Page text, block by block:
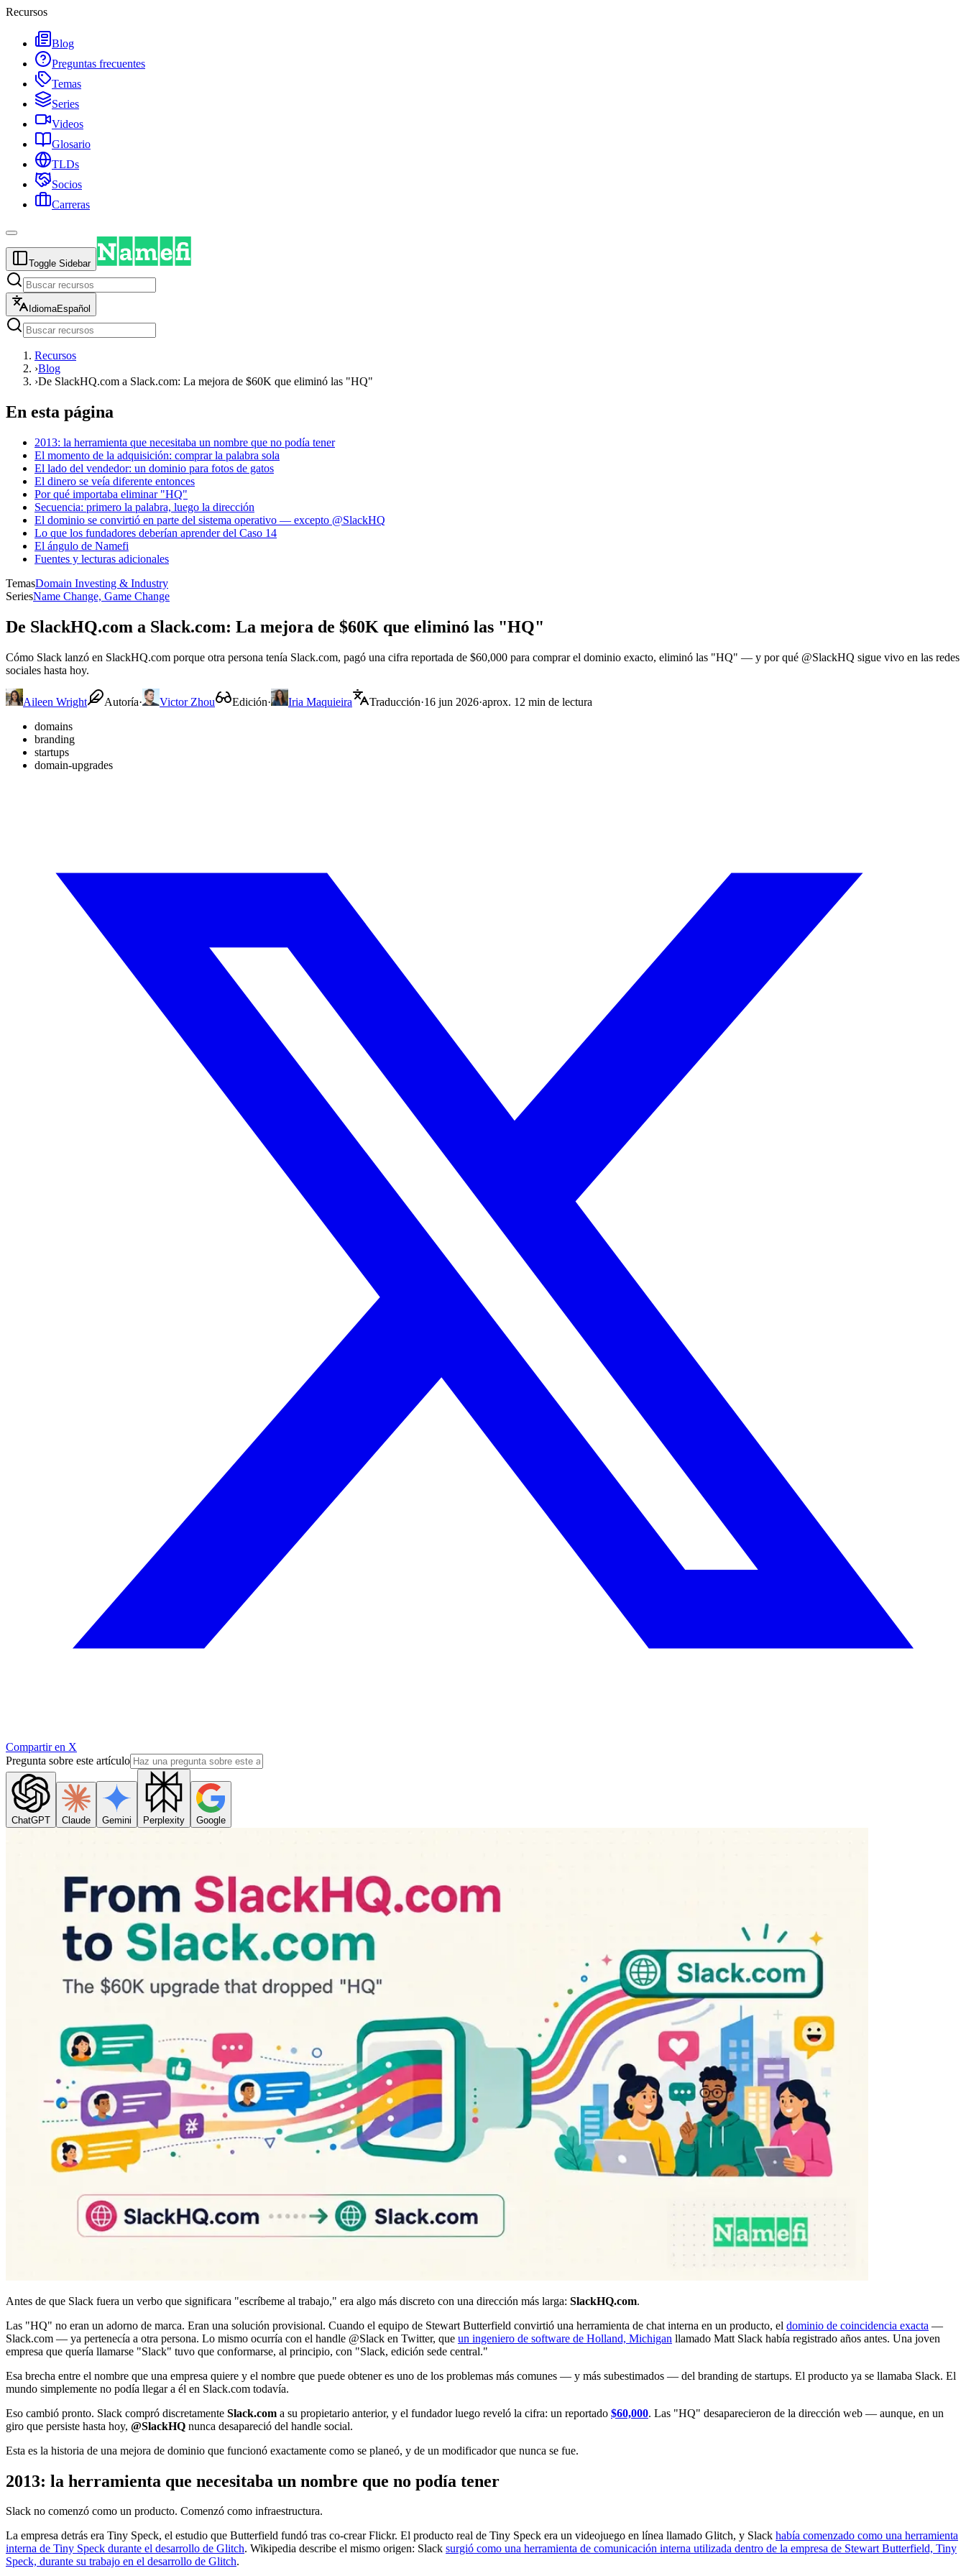
Recursos
Blog
Preguntas frecuentes
Temas
Series
Videos
Glosario
TLDs
Socios
Carreras
Toggle Sidebar
IdiomaEspañol
Recursos
›Blog
›De SlackHQ.com a Slack.com: La mejora de $60K que eliminó las "HQ"
En esta página
2013: la herramienta que necesitaba un nombre que no podía tener
El momento de la adquisición: comprar la palabra sola
El lado del vendedor: un dominio para fotos de gatos
El dinero se veía diferente entonces
Por qué importaba eliminar "HQ"
Secuencia: primero la palabra, luego la dirección
El dominio se convirtió en parte del sistema operativo — excepto @SlackHQ
Lo que los fundadores deberían aprender del Caso 14
El ángulo de Namefi
Fuentes y lecturas adicionales
TemasDomain Investing & Industry
SeriesName Change, Game Change
De SlackHQ.com a Slack.com: La mejora de $60K que eliminó las "HQ"
Cómo Slack lanzó en SlackHQ.com porque otra persona tenía Slack.com, pagó una cifra reportada de $60,000 para comprar el dominio exacto, eliminó las "HQ" — y por qué @SlackHQ sigue vivo en las redes
sociales hasta hoy.
Aileen Wright Autoría· Victor Zhou Edición· Iria Maquieira Traducción·16 jun 2026·aprox. 12 min de lectura
domains
branding
startups
domain-upgrades
Compartir en X
Pregunta sobre este artículo
ChatGPT Claude Gemini Perplexity Google
Antes de que Slack fuera un verbo que significara "escríbeme al trabajo," era algo más discreto con una dirección más larga: SlackHQ.com.
Las "HQ" no eran un adorno de marca. Eran una solución provisional. Cuando el equipo de Stewart Butterfield convirtió una herramienta de chat interna en un producto, el dominio de coincidencia exacta —
Slack.com — ya pertenecía a otra persona. Lo mismo ocurría con el handle @Slack en Twitter, que un ingeniero de software de Holland, Michigan llamado Matt Slack había registrado años antes. Una joven
empresa que quería llamarse "Slack" tuvo que conformarse, al principio, con "Slack, edición sede central."
Esa brecha entre el nombre que una empresa quiere y el nombre que puede obtener es uno de los problemas más comunes — y más subestimados — del branding de startups. El producto ya se llamaba Slack. El
mundo simplemente no podía llegar a él en Slack.com todavía.
Eso cambió pronto. Slack compró discretamente Slack.com a su propietario anterior, y el fundador luego reveló la cifra: un reportado $60,000. Las "HQ" desaparecieron de la dirección web — aunque, en un
giro que persiste hasta hoy, @SlackHQ nunca desapareció del handle social.
Esta es la historia de una mejora de dominio que funcionó exactamente como se planeó, y de un modificador que nunca se fue.
2013: la herramienta que necesitaba un nombre que no podía tener
Slack no comenzó como un producto. Comenzó como infraestructura.
La empresa detrás era Tiny Speck, el estudio que Butterfield fundó tras co-crear Flickr. El producto real de Tiny Speck era un videojuego en línea llamado Glitch, y Slack había comenzado como una herramienta
interna de Tiny Speck durante el desarrollo de Glitch. Wikipedia describe el mismo origen: Slack surgió como una herramienta de comunicación interna utilizada dentro de la empresa de Stewart Butterfield, Tiny
Speck, durante su trabajo en el desarrollo de Glitch.